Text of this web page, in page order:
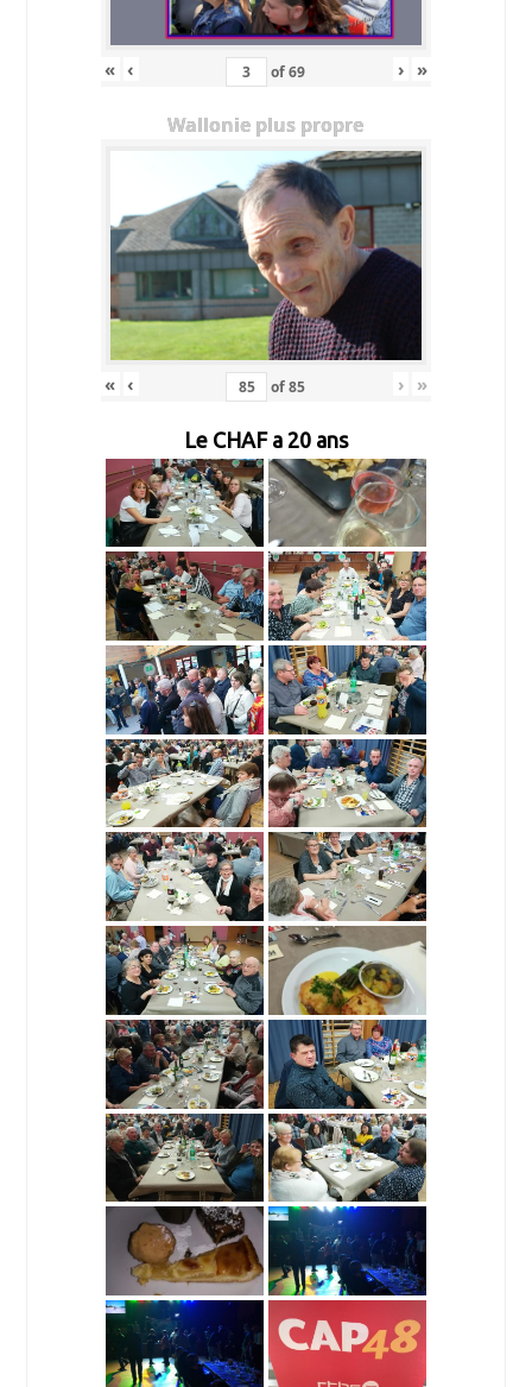
« ‹ of69 › »
Wallonie plus propre
« ‹ of85 › »
Le CHAF a 20 ans